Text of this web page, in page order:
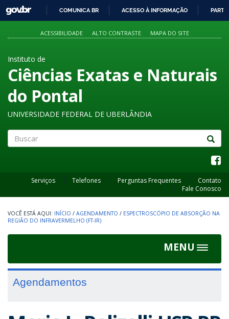
PARA
O
GOVBR
COMUNICA BR ACESSO À INFORMAÇÃO
ACESSIBILIDADE ALTO CONTRASTE MAPA DO SITE
Instituto de
Ciências Exatas e Naturais
do Pontal
UNIVERSIDADE FEDERAL DE UBERLÂNDIA
Serviços Telefones Perguntas Frequentes
Contato
Fale Conosco
INÍCIO / AGENDAMENTO / ESPECTROSCÓPIO DE ABSORÇÃO NA
REGIÃO DO INFRAVERMELHO (FT-IR)
MENU
Toggle
Agendamentos